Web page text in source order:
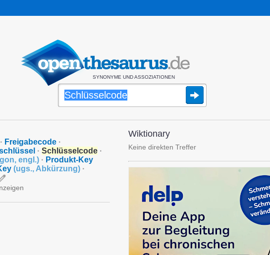
SYNONYME UND ASSOZIATIONEN
· Freigabecode ·
· Schlüsselcode ·
, engl.) · Produkt-Key
(ugs., Abkürzung) ·
Wiktionary
Keine direkten Treffer